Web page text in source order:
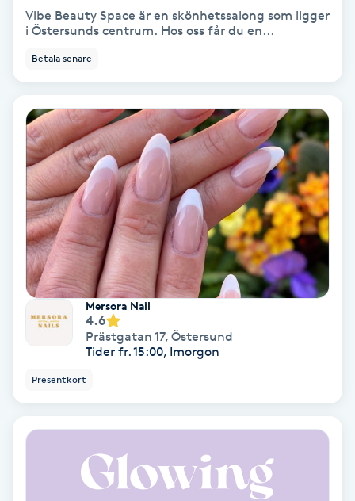
Gua Sha-massage
Headspa
Healing
Herrklippning
HIFU
Hollywood Peel
Hot Stone Massage
Hot yoga
Huduppstramning
Vibe Beauty Space är en skönhetssalong som ligger
i Östersunds centrum. Hos oss får du en...
Betala senare
Mersora Nail
4.6
Prästgatan 17, Östersund
Tider fr. 15:00, Imorgon
Presentkort